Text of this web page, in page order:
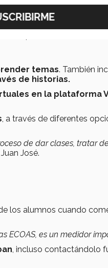
public/
mAKc","settings":
(Adaptable)."]}
temas. También
de historias.
en la plataforma
, a través de diferentes
de dar clases, tratar
José.
los alumnos cuando
ECOAS, es un medidor
, incluso contactándolo